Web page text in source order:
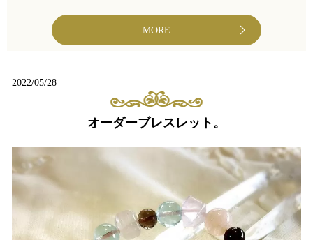
MORE
2022/05/28
オーダーブレスレット。